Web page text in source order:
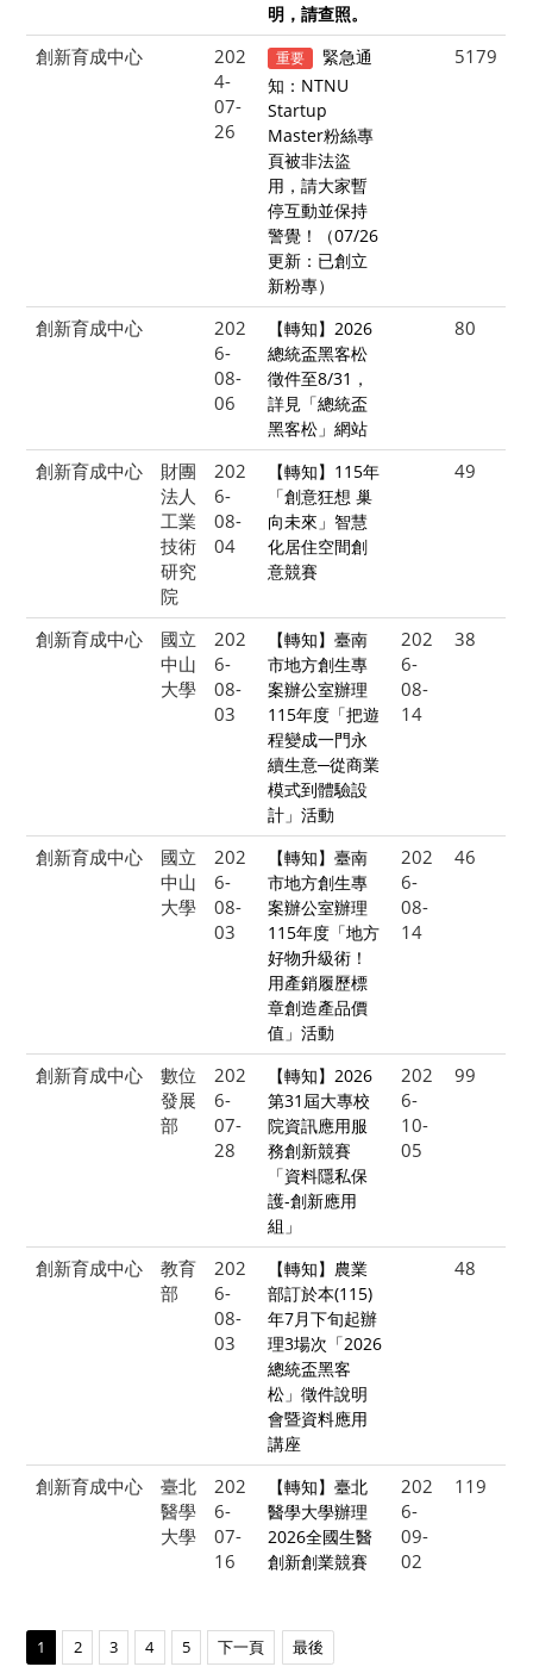
明，請查照。
創新育成中心
202
4-
07-
26
重要
緊急通
知：NTNU
Startup
Master粉絲專
頁被非法盜
用，請大家暫
停互動並保持
警覺！（07/26
更新：已創立
新粉專）
5179
創新育成中心
202
6-
08-
06
【轉知】2026
總統盃黑客松
徵件至8/31，
詳見「總統盃
黑客松」網站
80
創新育成中心
財團
法人
工業
技術
研究
院
202
6-
08-
04
【轉知】115年
「創意狂想 巢
向未來」智慧
化居住空間創
意競賽
49
創新育成中心
國立
中山
大學
202
6-
08-
03
【轉知】臺南
市地方創生專
案辦公室辦理
115年度「把遊
程變成一門永
續生意─從商業
模式到體驗設
計」活動
202
6-
08-
14
38
創新育成中心
國立
中山
大學
202
6-
08-
03
【轉知】臺南
市地方創生專
案辦公室辦理
115年度「地方
好物升級術！
用產銷履歷標
章創造產品價
值」活動
202
6-
08-
14
46
創新育成中心
數位
發展
部
202
6-
07-
28
【轉知】2026
第31屆大專校
院資訊應用服
務創新競賽
「資料隱私保
護-創新應用
組」
202
6-
10-
05
99
創新育成中心
教育
部
202
6-
08-
03
【轉知】農業
部訂於本(115)
年7月下旬起辦
理3場次「2026
總統盃黑客
松」徵件說明
會暨資料應用
講座
48
創新育成中心
臺北
醫學
大學
202
6-
07-
16
【轉知】臺北
醫學大學辦理
2026全國生醫
創新創業競賽
202
6-
09-
02
119
1 2 3 4 5 下一頁 最後